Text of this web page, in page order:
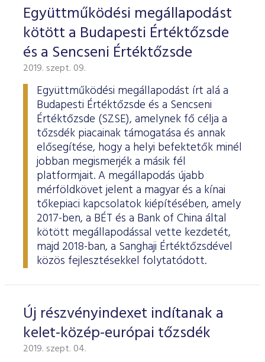
ESG Útmutató
Együttműködési megállapodást
kötött a Budapesti Értéktőzsde
és a Sencseni Értéktőzsde
2019. szept. 09.
Együttműködési megállapodást írt alá a
Budapesti Értéktőzsde és a Sencseni
Értéktőzsde (SZSE), amelynek fő célja a
tőzsdék piacainak támogatása és annak
elősegítése, hogy a helyi befektetők minél
jobban megismerjék a másik fél
platformjait. A megállapodás újabb
mérföldkövet jelent a magyar és a kínai
tőkepiaci kapcsolatok kiépítésében, amely
2017-ben, a BÉT és a Bank of China által
kötött megállapodással vette kezdetét,
majd 2018-ban, a Sanghaji Értéktőzsdével
közös fejlesztésekkel folytatódott.
Új részvényindexet indítanak a
kelet-közép-európai tőzsdék
2019. szept. 04.